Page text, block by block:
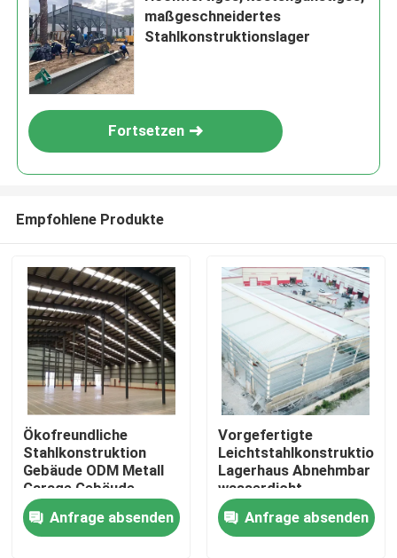
Zu Hause
Produkte
maßgeschneidertes
Stahlkonstruktionslager
Fortsetzen
Empfohlene Produkte
Ökofreundliche
Stahlkonstruktion
Gebäude ODM Metall
Garage Gebäude
Galvanisiert
Anfrage absenden
Vorgefertigte
Leichtstahlkonstruktion
Lagerhaus Abnehmbar
wasserdicht
Anfrage absenden